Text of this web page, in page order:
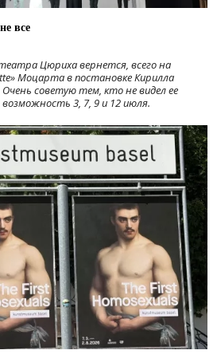
все
Цюриха вернется, всего на
Моцарта в постановке Кирилла
Очень советую тем, кто не видел ее
3, 7, 9 и 12 июля.